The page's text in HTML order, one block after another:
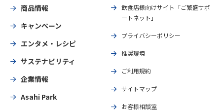
商品情報
キャンペーン
エンタメ・レシピ
サステナビリティ
企業情報
Asahi Park
飲食店様向けサイト「ご繁盛サポ
ートネット」
プライバシーポリシー
推奨環境
ご利用規約
サイトマップ
お客様相談室